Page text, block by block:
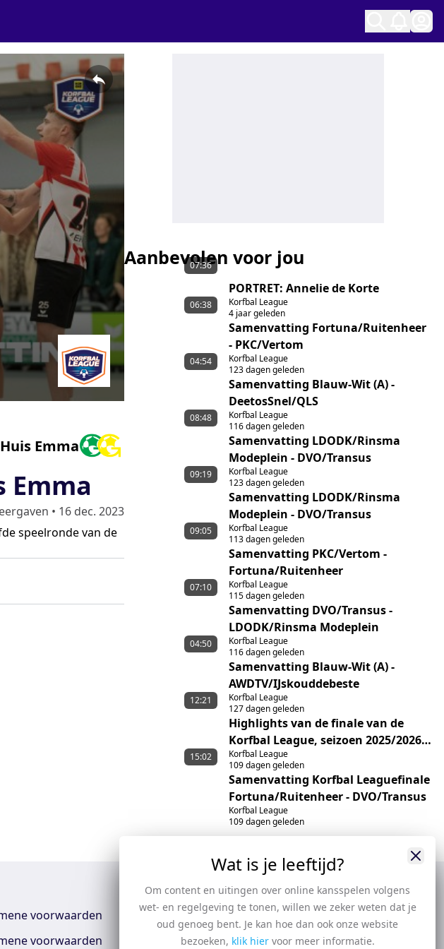
Emma
Emma
• 16 dec. 2023
speelronde van de
Aanbevolen voor jou
07:36
PORTRET: Annelie de Korte
Korfbal League
4 jaar geleden
06:38
Samenvatting Fortuna/Ruitenheer
- PKC/Vertom
Korfbal League
123 dagen geleden
04:54
Samenvatting Blauw-Wit (A) -
DeetosSnel/QLS
Korfbal League
116 dagen geleden
08:48
Samenvatting LDODK/Rinsma
Modeplein - DVO/Transus
Korfbal League
123 dagen geleden
09:19
Samenvatting LDODK/Rinsma
Modeplein - DVO/Transus
Korfbal League
113 dagen geleden
09:05
Samenvatting PKC/Vertom -
Fortuna/Ruitenheer
Korfbal League
115 dagen geleden
07:10
Samenvatting DVO/Transus -
LDODK/Rinsma Modeplein
Korfbal League
116 dagen geleden
04:50
Samenvatting Blauw-Wit (A) -
AWDTV/IJskouddebeste
Korfbal League
127 dagen geleden
12:21
Highlights van de finale van de
Korfbal League, seizoen 2025/2026,
tussen Fortuna/Ruitenheer en
DVO/Transus
Korfbal League
109 dagen geleden
15:02
Samenvatting Korfbal Leaguefinale
Fortuna/Ruitenheer - DVO/Transus
Korfbal League
109 dagen geleden
voorwaarden
voorwaarden
Wat is je leeftijd?
Om content en uitingen over online kansspelen volgens
wet- en regelgeving te tonen, willen we zeker weten dat je
oud genoeg bent. Je kan hoe dan ook onze website
bezoeken, klik hier voor meer informatie.